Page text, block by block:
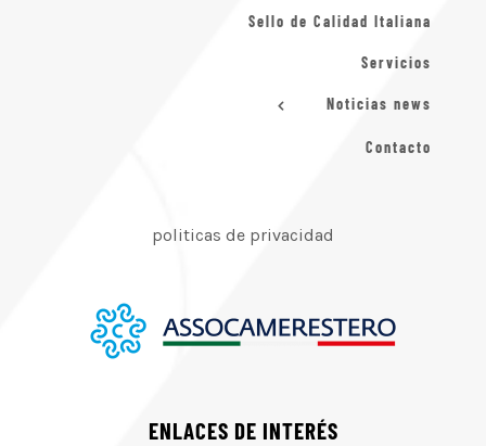
Sello de Calidad Italiana
Servicios
Noticias news
Contacto
politicas de privacidad
ENLACES DE INTERÉS